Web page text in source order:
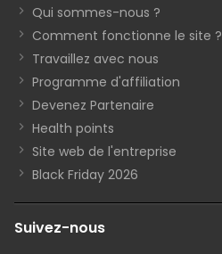
Qui sommes-nous ?
Comment fonctionne le site ?
Travaillez avec nous
Programme d'affiliation
Devenez Partenaire
Health points
Site web de l'entreprise
Black Friday 2026
Suivez-nous